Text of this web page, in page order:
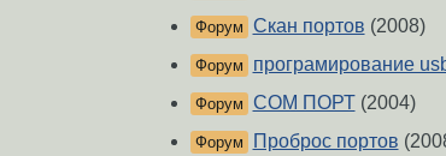
Форум Скан портов (2008)
Форум програмирование
Форум COM ПОРТ (2004)
Форум Проброс портов